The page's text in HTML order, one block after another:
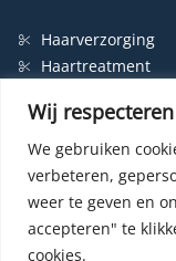
Wij
We gebruiken
verbeteren,
weer te geven en
accepteren" te
cookies.
Haarverzorging
Haartreatment
Styling
Shampoo
Haarverf
Permanente
Semi-permanente